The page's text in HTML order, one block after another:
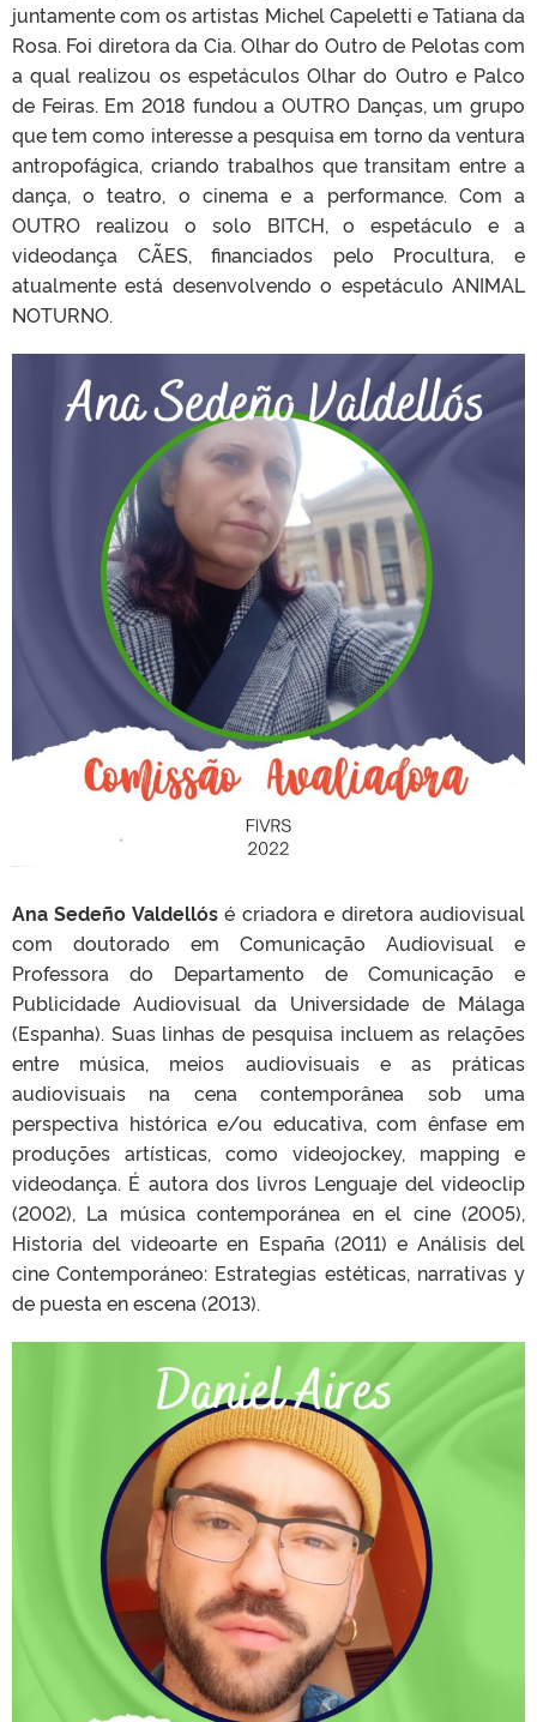
juntamente com os artistas Michel Capeletti e Tatiana da
Rosa. Foi diretora da Cia. Olhar do Outro de Pelotas com
a qual realizou os espetáculos Olhar do Outro e Palco
de Feiras. Em 2018 fundou a OUTRO Danças, um grupo
que tem como interesse a pesquisa em torno da ventura
antropofágica, criando trabalhos que transitam entre a
dança, o teatro, o cinema e a performance. Com a
OUTRO realizou o solo BITCH, o espetáculo e a
videodança CÃES, financiados pelo Procultura, e
atualmente está desenvolvendo o espetáculo ANIMAL
NOTURNO.
Ana Sedeño Valdellósé criadora e diretora audiovisual
com doutorado em Comunicação Audiovisual e
Professora do Departamento de Comunicação e
Publicidade Audiovisual da Universidade de Málaga
(Espanha). Suas linhas de pesquisa incluem as relações
entre música, meios audiovisuais e as práticas
audiovisuais na cena contemporânea sob uma
perspectiva histórica e/ou educativa, com ênfase em
produções artísticas, como videojockey, mapping e
videodança. É autora dos livros Lenguaje del videoclip
(2002), La música contemporánea en el cine (2005),
Historia del videoarte en España (2011) e Análisis del
cine Contemporáneo: Estrategias estéticas, narrativas y
de puesta en escena (2013).